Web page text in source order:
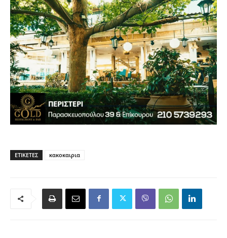
ΕΤΙΚΈΤΕΣ κακοκαιρια